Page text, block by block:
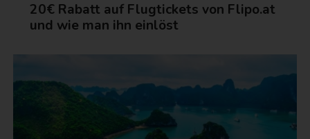
20€ Rabatt auf Flugtickets von Flipo.at
und wie man ihn einlöst